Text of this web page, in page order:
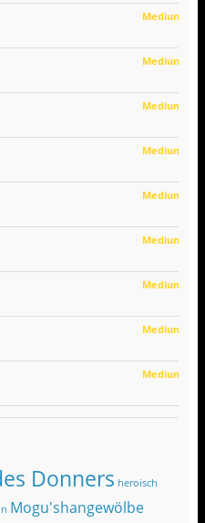
Medium
Medium
Medium
Medium
Medium
Medium
Medium
Medium
Medium
Donners heroisch
Mogu'shangewölbe